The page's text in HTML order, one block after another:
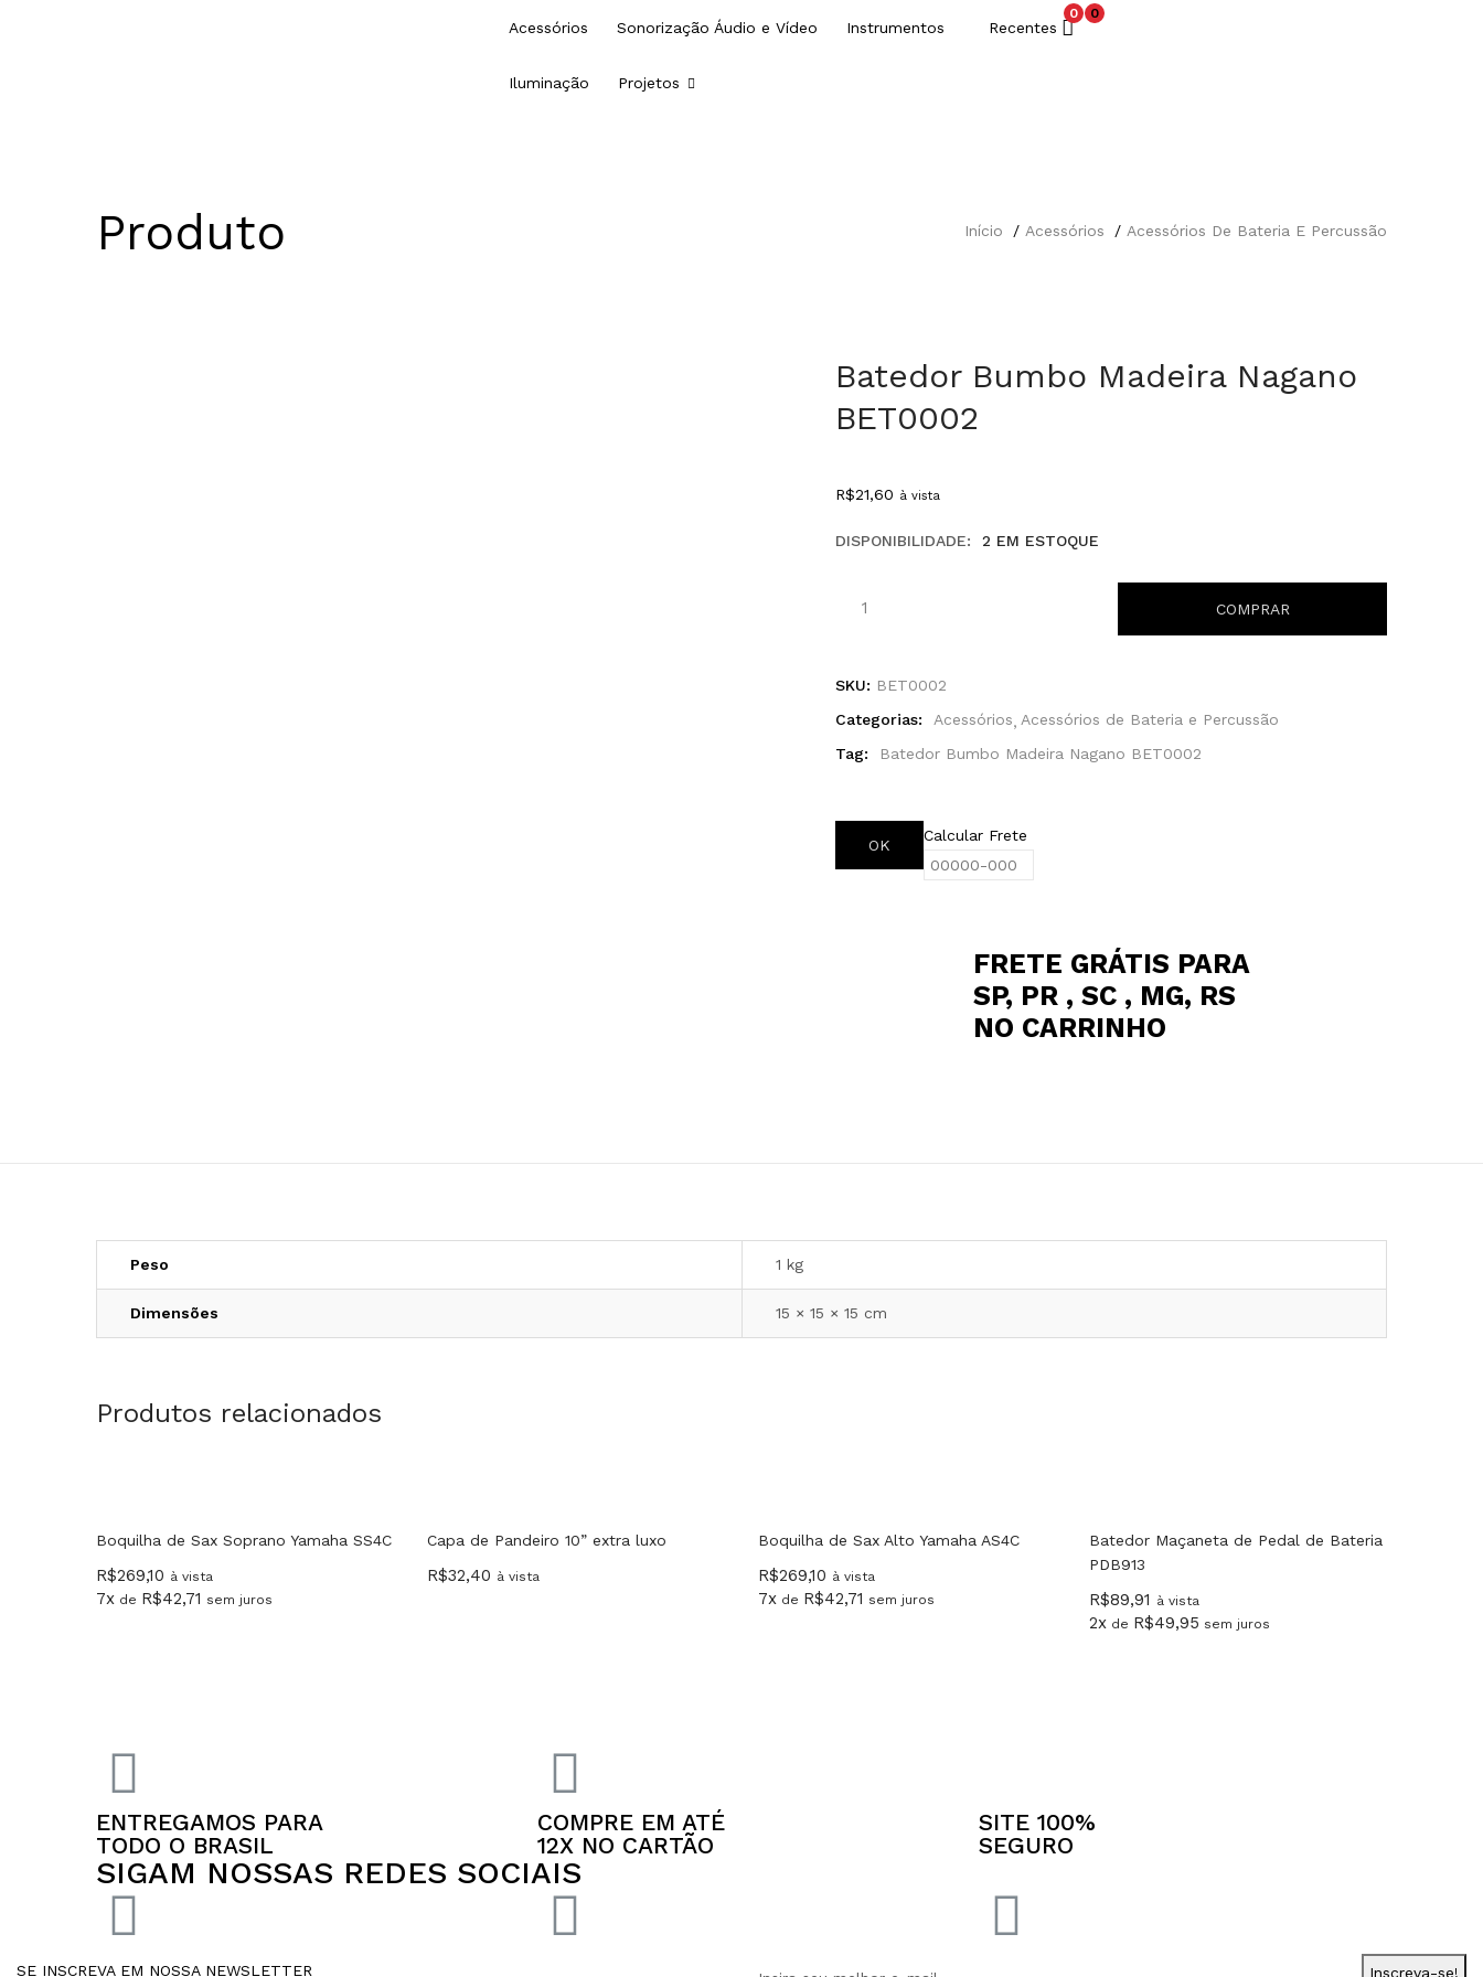
Acessórios Sonorização Áudio e Vídeo Instrumentos
Iluminação Projetos
Recentes
0
0
Início Acessórios Acessórios De Bateria E Percussão
Produto
Batedor Bumbo Madeira Nagano
BET0002
R$21,60 à vista
DISPONIBILIDADE: 2 EM ESTOQUE
COMPRAR
SKU: BET0002
Categorias:
Acessórios Acessórios de Bateria e Percussão
Tag:
Batedor Bumbo Madeira Nagano BET0002
Calcular Frete
OK
FRETE GRÁTIS PARA
SP, PR , SC , MG, RS
NO CARRINHO
Peso 1 kg
Dimensões 15 × 15 × 15 cm
Produtos relacionados
Boquilha de Sax Soprano Yamaha SS4C
R$269,10 à vista
7x de R$42,71 sem juros
Capa de Pandeiro 10” extra luxo
R$32,40 à vista
Boquilha de Sax Alto Yamaha AS4C
R$269,10 à vista
7x de R$42,71 sem juros
Batedor Maçaneta de Pedal de Bateria
PDB913
R$89,91 à vista
2x de R$49,95 sem juros
ENTREGAMOS PARA
TODO O BRASIL
COMPRE EM ATÉ
12X NO CARTÃO
SITE 100%
SEGURO
SIGAM NOSSAS REDES SOCIAIS
SE INSCREVA EM NOSSA NEWSLETTER Inscreva-se!